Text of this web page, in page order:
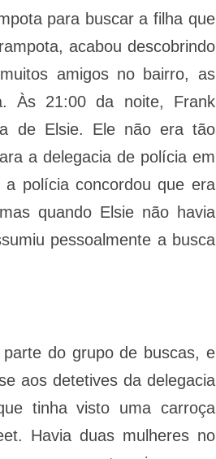
para buscar a filha que
acabou descobrindo
amigos no bairro, as
Às 21:00 da noite, Frank
de Elsie. Ele não era tão
a delegacia de polícia em
a polícia concordou que era
quando Elsie não havia
pessoalmente a busca
do grupo de buscas, e
aos detetives da delegacia
tinha visto uma carroça
Havia duas mulheres no